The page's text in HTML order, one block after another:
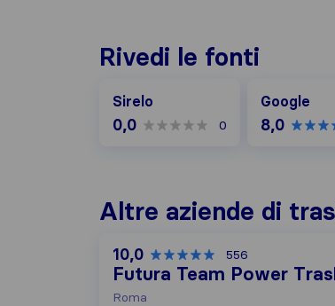
Rivedi le fonti
Sirelo
0,0 0
Google
8,0
Altre aziende di
10,0 556
Futura Team Power
Roma